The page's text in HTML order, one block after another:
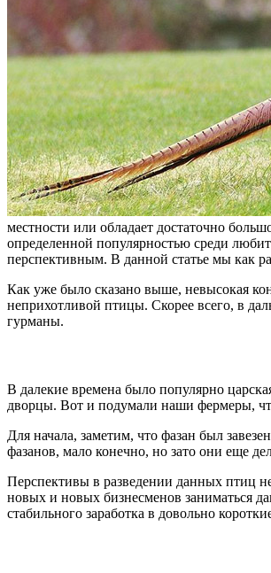
местности или обладает достаточно
определенной популярностью среди
перспективным. В данной статье мы как
Как уже было сказано выше, невысокая
неприхотливой птицы. Скорее всего, в
гурманы.
В далекие времена было популярно
дворцы. Вот и подумали наши фермеры,
Для начала, заметим, что фазан был
фазанов, мало конечно, но зато они еще
Перспективы в разведении данных птиц
новых и новых бизнесменов заниматься
стабильного заработка в довольно